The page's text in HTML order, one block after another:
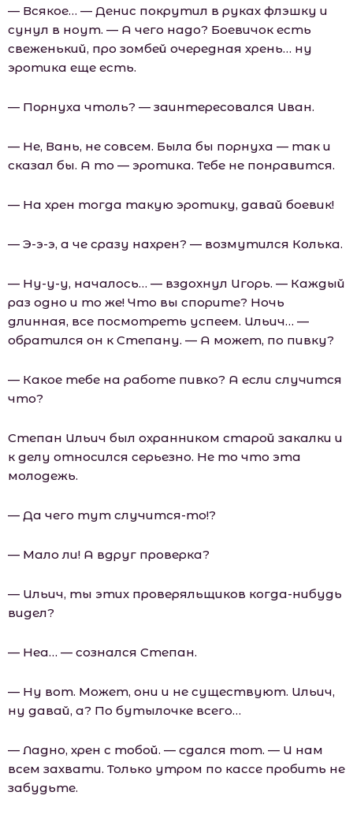
— Всякое… — Денис покрутил в руках флэшку и
сунул в ноут. — А чего надо? Боевичок есть
свеженький, про зомбей очередная хрень… ну
эротика еще есть.
— Порнуха чтоль? — заинтересовался Иван.
— Не, Вань, не совсем. Была бы порнуха — так и
сказал бы. А то — эротика. Тебе не понравится.
— На хрен тогда такую эротику, давай боевик!
— Э-э-э, а че сразу нахрен? — возмутился Колька.
— Ну-у-у, началось… — вздохнул Игорь. — Каждый
раз одно и то же! Что вы спорите? Ночь
длинная, все посмотреть успеем. Ильич… —
обратился он к Степану. — А может, по пивку?
— Какое тебе на работе пивко? А если случится
что?
Степан Ильич был охранником старой закалки и
к делу относился серьезно. Не то что эта
молодежь.
— Да чего тут случится-то!?
— Мало ли! А вдруг проверка?
— Ильич, ты этих проверяльщиков когда-нибудь
видел?
— Неа… — сознался Степан.
— Ну вот. Может, они и не существуют. Ильич,
ну давай, а? По бутылочке всего…
— Ладно, хрен с тобой. — сдался тот. — И нам
всем захвати. Только утром по кассе пробить не
забудьте.